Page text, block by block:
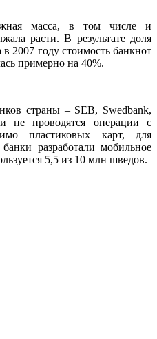
масса, в том числе и
расти. В результате доля
2007 году стоимость банкнот
примерно на 40%.
страны – SEB, Swedbank,
не проводятся операции с
пластиковых карт, для
разработали мобильное
5,5 из 10 млн шведов.